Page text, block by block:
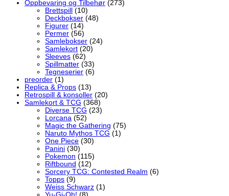
Oppbevaring og Tilbehør (273)
Brettspill
(10)
Deckbokser (48)
Figurer (14)
Permer (56)
Samlebokser (24)
Samlekort (20)
Sleeves (62)
Spillmatter (33)
Tegneserier (6)
preorder (1)
Replica & Props (13)
Retrospill & konsoller (20)
Samlekort & TCG (368)
Diverse TCG (23)
Lorcana (52)
Magic the Gathering (75)
Naruto Mythos TCG (1)
One Piece (30)
Panini (30)
Pokemon (115)
Riftbound (12)
Sorcery TCG: Contested Realm (6)
Topps (9)
Weiss Schwarz (1)